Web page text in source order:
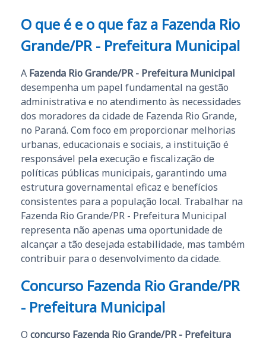
O que é e o que faz a Fazenda Rio
Grande/PR - Prefeitura Municipal
A Fazenda Rio Grande/PR - Prefeitura Municipal
desempenha um papel fundamental na gestão
administrativa e no atendimento às necessidades
dos moradores da cidade de Fazenda Rio Grande,
no Paraná. Com foco em proporcionar melhorias
urbanas, educacionais e sociais, a instituição é
responsável pela execução e fiscalização de
políticas públicas municipais, garantindo uma
estrutura governamental eficaz e benefícios
consistentes para a população local. Trabalhar na
Fazenda Rio Grande/PR - Prefeitura Municipal
representa não apenas uma oportunidade de
alcançar a tão desejada estabilidade, mas também
contribuir para o desenvolvimento da cidade.
Concurso Fazenda Rio Grande/PR
- Prefeitura Municipal
O concurso Fazenda Rio Grande/PR - Prefeitura